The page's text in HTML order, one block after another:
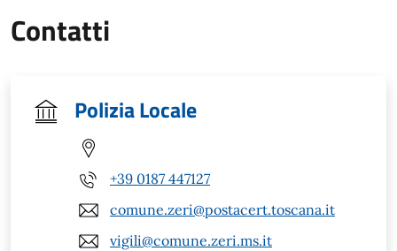
Contatti
Polizia Locale
+39 0187 447127
comune.zeri@postacert.toscana.it
vigili@comune.zeri.ms.it